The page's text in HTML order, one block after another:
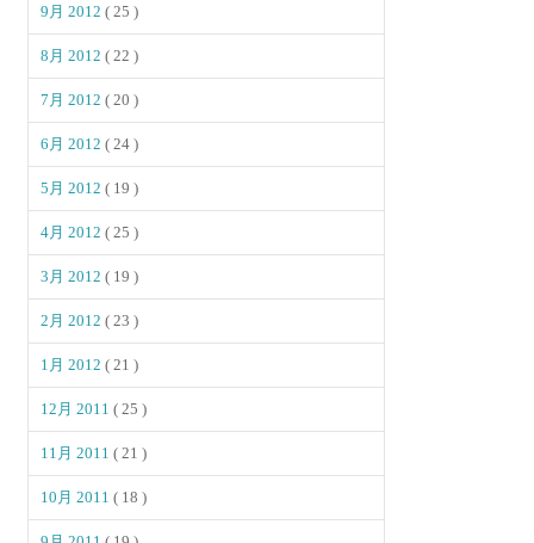
9月 2012( 25 )
8月 2012( 22 )
7月 2012( 20 )
6月 2012( 24 )
5月 2012( 19 )
4月 2012( 25 )
3月 2012( 19 )
2月 2012( 23 )
1月 2012( 21 )
12月 2011( 25 )
11月 2011( 21 )
10月 2011( 18 )